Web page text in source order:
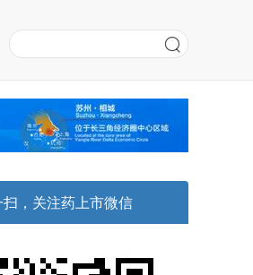
，关注药上市微信